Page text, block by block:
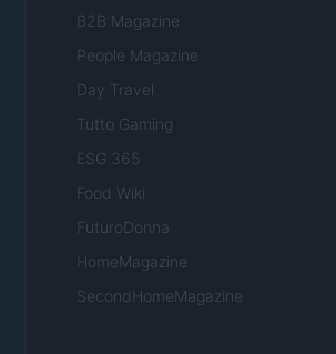
B2B Magazine
People Magazine
Day Travel
Tutto Gaming
ESG 365
Food Wiki
FuturoDonna
HomeMagazine
SecondHomeMagazine